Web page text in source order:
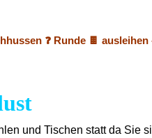
❓ Runde 🍫 ausleihen
und Tischen statt da Sie